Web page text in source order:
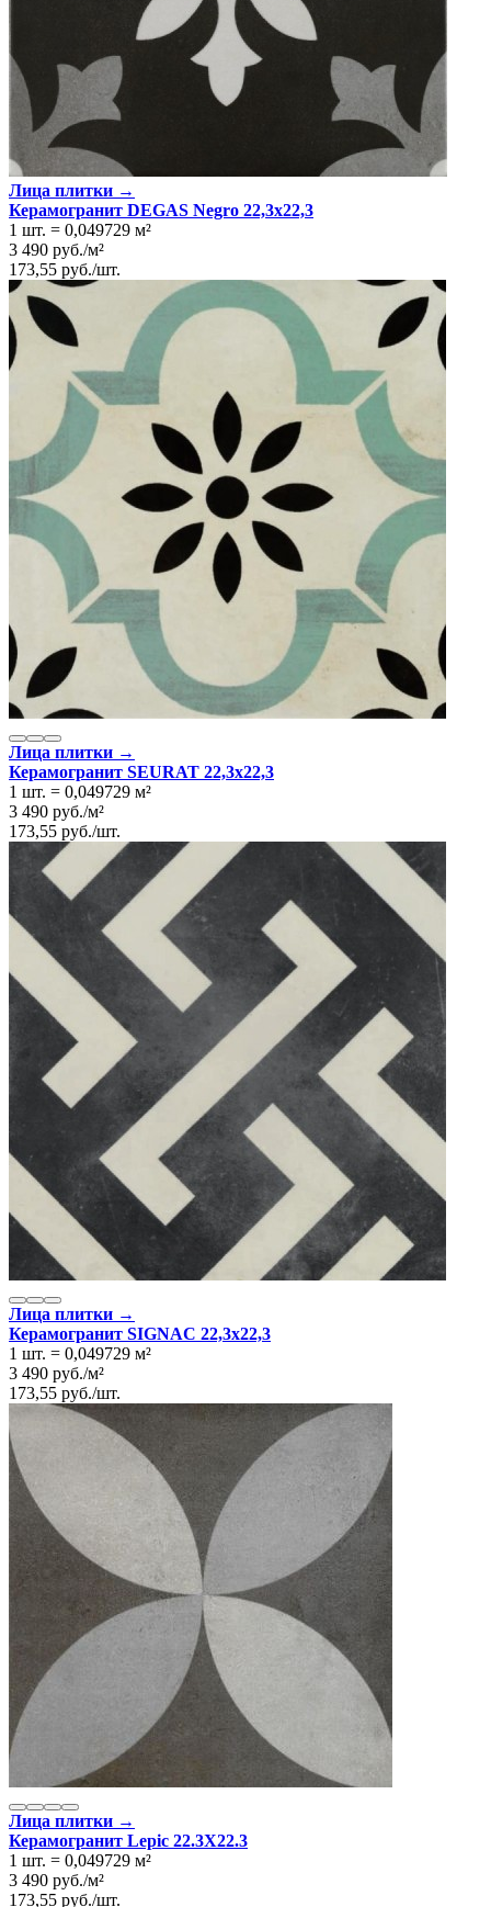
Лица плитки →
Керамогранит DEGAS Negro 22,3x22,3
1 шт. = 0,049729 м²
3 490 руб./м²
173,55 руб./шт.
Лица плитки →
Керамогранит SEURAT 22,3x22,3
1 шт. = 0,049729 м²
3 490 руб./м²
173,55 руб./шт.
Лица плитки →
Керамогранит SIGNAC 22,3x22,3
1 шт. = 0,049729 м²
3 490 руб./м²
173,55 руб./шт.
Лица плитки →
Керамогранит Lepic 22.3Х22.3
1 шт. = 0,049729 м²
3 490 руб./м²
173,55 руб./шт.